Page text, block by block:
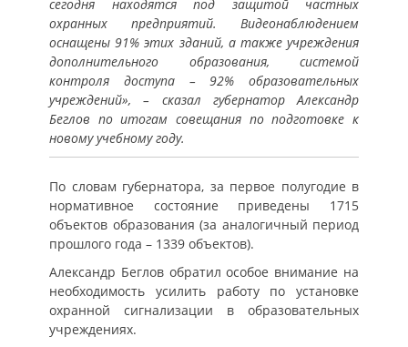
сегодня находятся под защитой частных
охранных предприятий. Видеонаблюдением
оснащены 91% этих зданий, а также учреждения
дополнительного образования, системой
контроля доступа – 92% образовательных
учреждений», – сказал губернатор Александр
Беглов по итогам совещания по подготовке к
новому учебному году.
По словам губернатора, за первое полугодие в
нормативное состояние приведены 1715
объектов образования (за аналогичный период
прошлого года – 1339 объектов).
Александр Беглов обратил особое внимание на
необходимость усилить работу по установке
охранной сигнализации в образовательных
учреждениях.